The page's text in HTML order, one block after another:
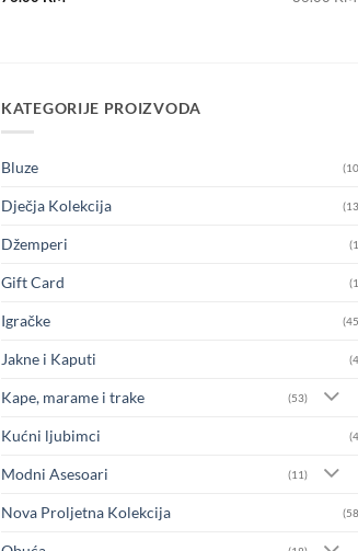
KATEGORIJE PROIZVODA
Bluze
Dječja Kolekcija
Džemperi
Gift Card
Igračke
Jakne i Kaputi
Kape, marame i trake (53)
Kućni ljubimci
Modni Asesoari (11)
Nova Proljetna Kolekcija